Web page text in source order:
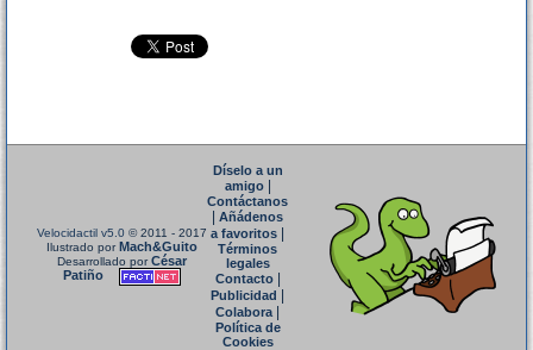
Velocidactil v5.0 © 2011 - 2017
Ilustrado porMach&Guito
Desarrollado porCésar
Patiño
Díselo a un
amigo|
Contáctanos
Añádenos
a favoritos
Términos
legales
Contacto|
Publicidad
Colabora|
Política de
Cookies